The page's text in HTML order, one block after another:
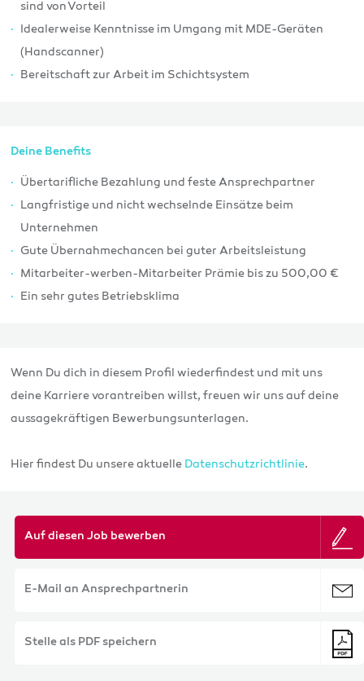
sind von Vorteil
Idealerweise Kenntnisse im Umgang mit MDE-Geräten
(Handscanner)
Bereitschaft zur Arbeit im Schichtsystem
Deine Benefits
Übertarifliche Bezahlung und feste Ansprechpartner
Langfristige und nicht wechselnde Einsätze beim
Unternehmen
Gute Übernahmechancen bei guter Arbeitsleistung
Mitarbeiter-werben-Mitarbeiter Prämie bis zu 500,00 €
Ein sehr gutes Betriebsklima
Wenn Du dich in diesem Profil wiederfindest und mit uns
deine Karriere vorantreiben willst, freuen wir uns auf deine
aussagekräftigen Bewerbungsunterlagen.
Hier findest Du unsere aktuelle Datenschutzrichtlinie.
Auf diesen Job bewerben
E-Mail an Ansprechpartnerin
Stelle als PDF speichern